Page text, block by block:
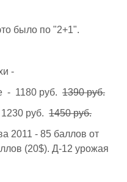
было по "2+1".
-
- 1180 руб. 1390 руб.
руб. 1450 руб.
2011 - 85 баллов от
(20$). Д-12 урожая